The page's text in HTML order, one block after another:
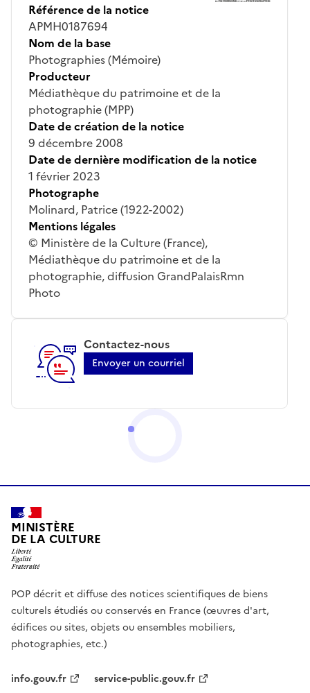
Référence de la notice
APMH0187694
Nom de la base
Photographies (Mémoire)
Producteur
Médiathèque du patrimoine et de la
photographie (MPP)
Date de création de la notice
9 décembre 2008
Date de dernière modification de la notice
1 février 2023
Photographe
Molinard, Patrice (1922-2002)
Mentions légales
© Ministère de la Culture (France),
Médiathèque du patrimoine et de la
photographie, diffusion GrandPalaisRmn
Photo
Contactez-nous
Envoyer un courriel
MINISTÈRE
DE LA CULTURE
POP décrit et diffuse des notices scientifiques de biens
culturels étudiés ou conservés en France (œuvres d'art,
édifices ou sites, objets ou ensembles mobiliers,
photographies, etc.)
info.gouv.fr service-public.gouv.fr